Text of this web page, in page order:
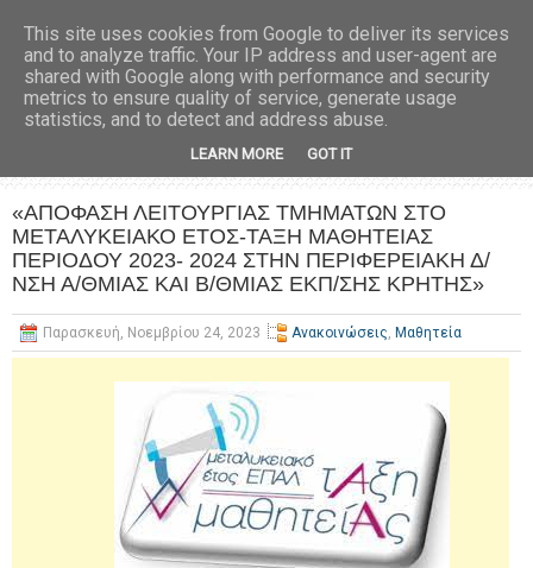
«ΑΠΟΦΑΣΗ ΛΕΙΤΟΥΡΓΙΑΣ ΤΜΗΜΑΤΩΝ ΣΤΟ
ΜΕΤΑΛΥΚΕΙΑΚΟ ΕΤΟΣ-ΤΑΞΗ ΜΑΘΗΤΕΙΑΣ
ΠΕΡΙΟΔΟΥ 2023- 2024 ΣΤΗΝ ΠΕΡΙΦΕΡΕΙΑΚΗ Δ/
ΝΣΗ Α/ΘΜΙΑΣ ΚΑΙ Β/ΘΜΙΑΣ ΕΚΠ/ΣΗΣ ΚΡΗΤΗΣ»
Παρασκευή, Νοεμβρίου 24, 2023 Ανακοινώσεις, Μαθητεία
This site uses cookies from Google to deliver its services
and to analyze traffic. Your IP address and user-agent are
shared with Google along with performance and security
metrics to ensure quality of service, generate usage
statistics, and to detect and address abuse.
LEARN MORE GOT IT